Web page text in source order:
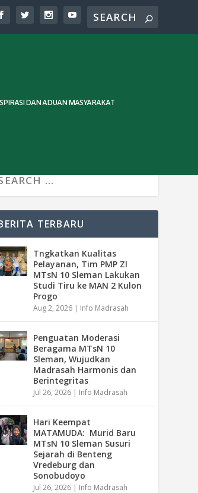
DAN ADUAN MASYARAKAT
TERBARU
Tngkatkan Kualitas
Pelayanan, Tim PMP ZI
MTsN 10 Sleman Lakukan
Studi Tiru ke MAN 2 Kulon
Progo
Aug 2, 2026 | Info Madrasah
Penguatan Moderasi
Beragama MTsN 10
Sleman, Wujudkan
Madrasah Harmonis dan
Berintegritas
Jul 26, 2026 | Info Madrasah
Hari Keempat
MATAMUDA: Murid Baru
MTsN 10 Sleman Susuri
Sejarah di Benteng
Vredeburg dan
Sonobudoyo
Jul 26, 2026 | Info Madrasah